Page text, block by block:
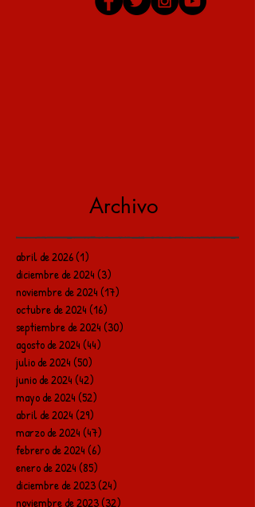
Archivo
abril de 2026(1)
diciembre de 2024(3)
noviembre de 2024(17)
octubre de 2024(16)
septiembre de 2024(30)
agosto de 2024(44)
julio de 2024(50)
junio de 2024(42)
mayo de 2024(52)
abril de 2024(29)
marzo de 2024(47)
febrero de 2024(6)
enero de 2024(85)
diciembre de 2023(24)
noviembre de 2023(32)